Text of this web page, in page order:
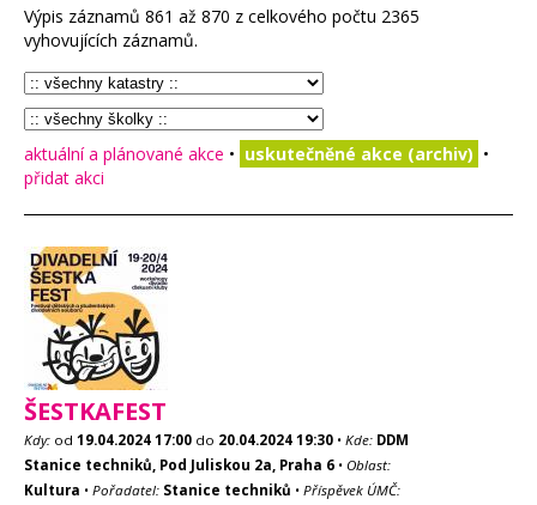
Výpis záznamů 861 až 870 z celkového počtu 2365
vyhovujících záznamů.
aktuální a plánované akce • uskutečněné akce (archiv) •
přidat akci
ŠESTKAFEST
Kdy: od 19.04.2024 17:00 do 20.04.2024 19:30 • Kde: DDM
Stanice techniků, Pod Juliskou 2a, Praha 6 • Oblast:
Kultura • Pořadatel: Stanice techniků • Příspěvek ÚMČ: